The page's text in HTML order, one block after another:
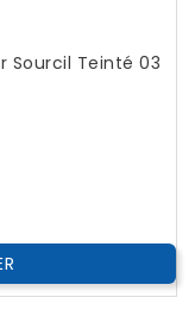
Sourcil Teinté 03